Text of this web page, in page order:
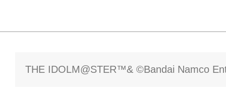
THE IDOLM@STER™& ©Bandai Namco